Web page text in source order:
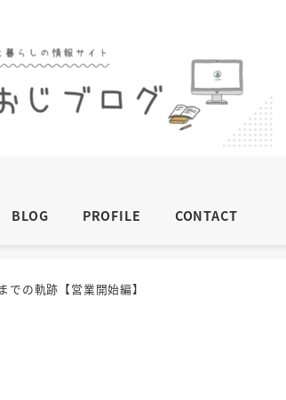
BLOG PROFILE CONTACT
での軌跡【営業開始編】